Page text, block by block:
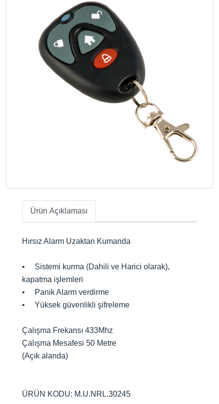
Ürün Açıklaması
Hırsız Alarm Uzaktan Kumanda
• Sistemi kurma (Dahili ve Harici olarak),
kapatma işlemleri
• Panik Alarm verdirme
• Yüksek güvenlikli şifreleme
Çalışma Frekansı 433Mhz
Çalışma Mesafesi 50 Metre
(Açık alanda)
ÜRÜN KODU: M.U.NRL.30245